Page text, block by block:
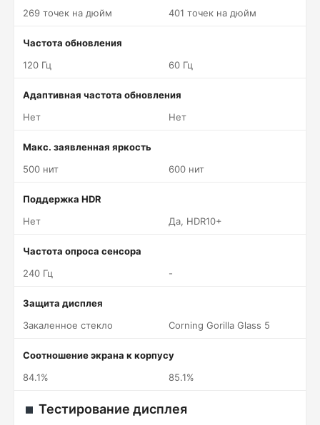
269 точек на дюйм
401 точек на дюйм
Частота обновления
120 Гц
60 Гц
Адаптивная частота обновления
Нет
Нет
Макс. заявленная яркость
500 нит
600 нит
Поддержка HDR
Нет
Да, HDR10+
Частота опроса сенсора
240 Гц
-
Защита дисплея
Закаленное стекло
Corning Gorilla Glass 5
Соотношение экрана к корпусу
84.1%
85.1%
Тестирование дисплея